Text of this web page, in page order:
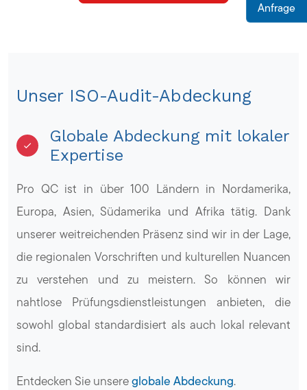
Unser ISO-Audit-Abdeckung
Globale Abdeckung mit lokaler
Expertise
Pro QC ist in über 100 Ländern in Nordamerika,
Europa, Asien, Südamerika und Afrika tätig. Dank
unserer weitreichenden Präsenz sind wir in der Lage,
die regionalen Vorschriften und kulturellen Nuancen
zu verstehen und zu meistern. So können wir
nahtlose Prüfungsdienstleistungen anbieten, die
sowohl global standardisiert als auch lokal relevant
sind.
Entdecken Sie unsereglobale Abdeckung.
Anfrage